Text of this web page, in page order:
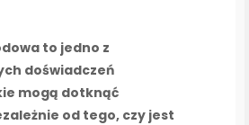
to jedno z
doświadczeń
mogą dotknąć
od tego, czy jest